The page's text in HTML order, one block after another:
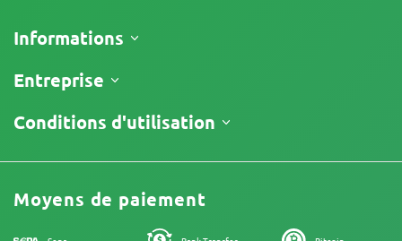
Informations
Expédition
Politique de Retour
Entreprise
À propos
Avis
Programme d'affiliation
Nos auteurs
Conditions d'utilisation
Conditions générales
Politique de confidentialité
Politique de cookies
Moyens de paiement